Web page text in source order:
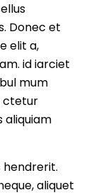
Donec et
elit a,
id iarciet
mum
ctetur
aliquiam
hendrerit.
aliquet